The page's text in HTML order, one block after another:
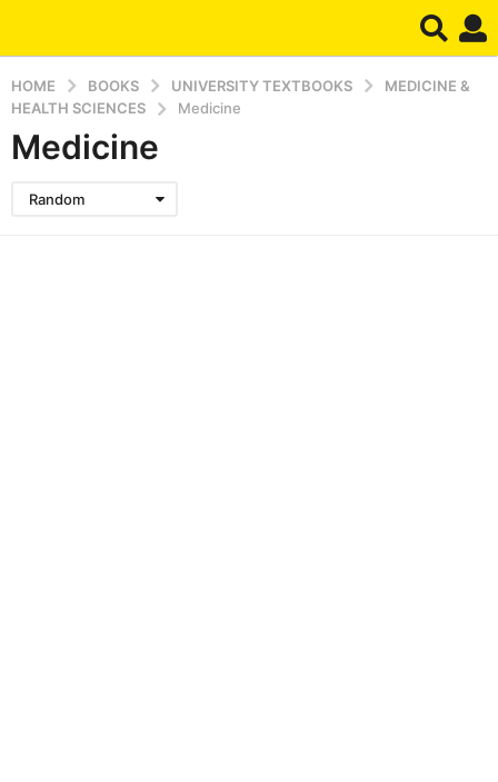
HOME BOOKS UNIVERSITY TEXTBOOKS
MEDICINE &
HEALTH SCIENCES
Medicine
Medicine
Random